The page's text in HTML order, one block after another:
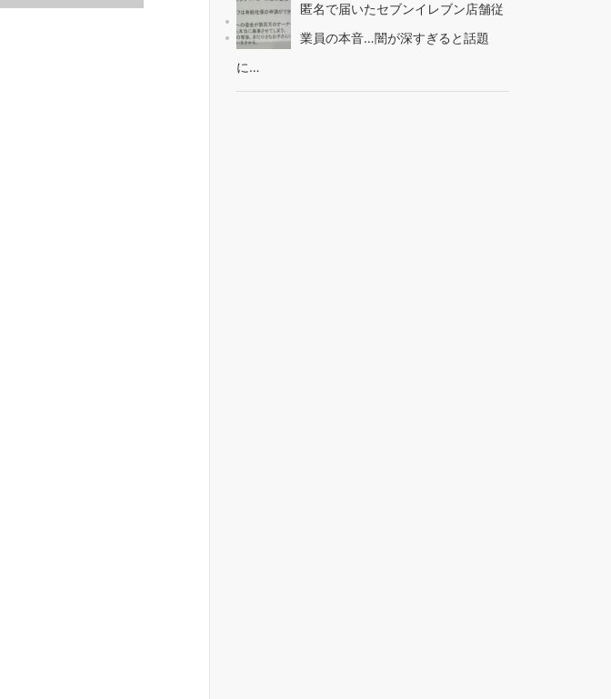
匿名で届いたセブンイレブン店舗従
業員の本音…闇が深すぎると話題
に…